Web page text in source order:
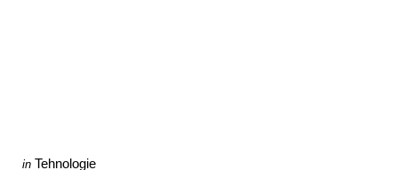
Categories
Posted
in Tehnologie